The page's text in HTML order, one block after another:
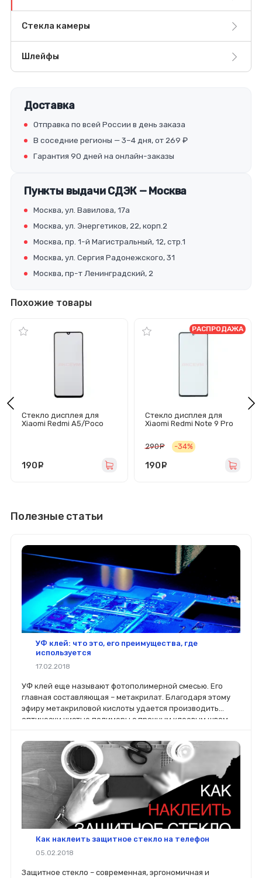
Стекла камеры
Шлейфы
Доставка
Отправка по всей России в день заказа
В соседние регионы — 3–4 дня, от 269 ₽
Гарантия 90 дней на онлайн-заказы
Пункты выдачи СДЭК — Москва
Москва, ул. Вавилова, 17а
Москва, ул. Энергетиков, 22, корп.2
Москва, пр. 1-й Магистральный, 12, стр.1
Москва, ул. Сергия Радонежского, 31
Москва, пр-т Ленинградский, 2
Похожие товары
Стекло дисплея для
Xiaomi Redmi A5/Poco
190
Стекло дисплея для
Xiaomi Redmi Note 9 Pro
M2 Pro/Mi 10i/Mi 10t Lite
(черное) - Оригинал
РАСПРОДАЖА
290 руб.
-34%
190
Полезные статьи
УФ клей: что это, его преимущества, где
используется
17.02.2018
УФ клей еще называют фотополимерной смесью. Его
главная составляющая – метакрилат. Благодаря этому
эфиру метакриловой кислоты удается производить
оптически чистые полимеры с прочным клеевым швом,
Как наклеить защитное стекло на телефон
05.02.2018
Защитное стекло – современная, эргономичная и